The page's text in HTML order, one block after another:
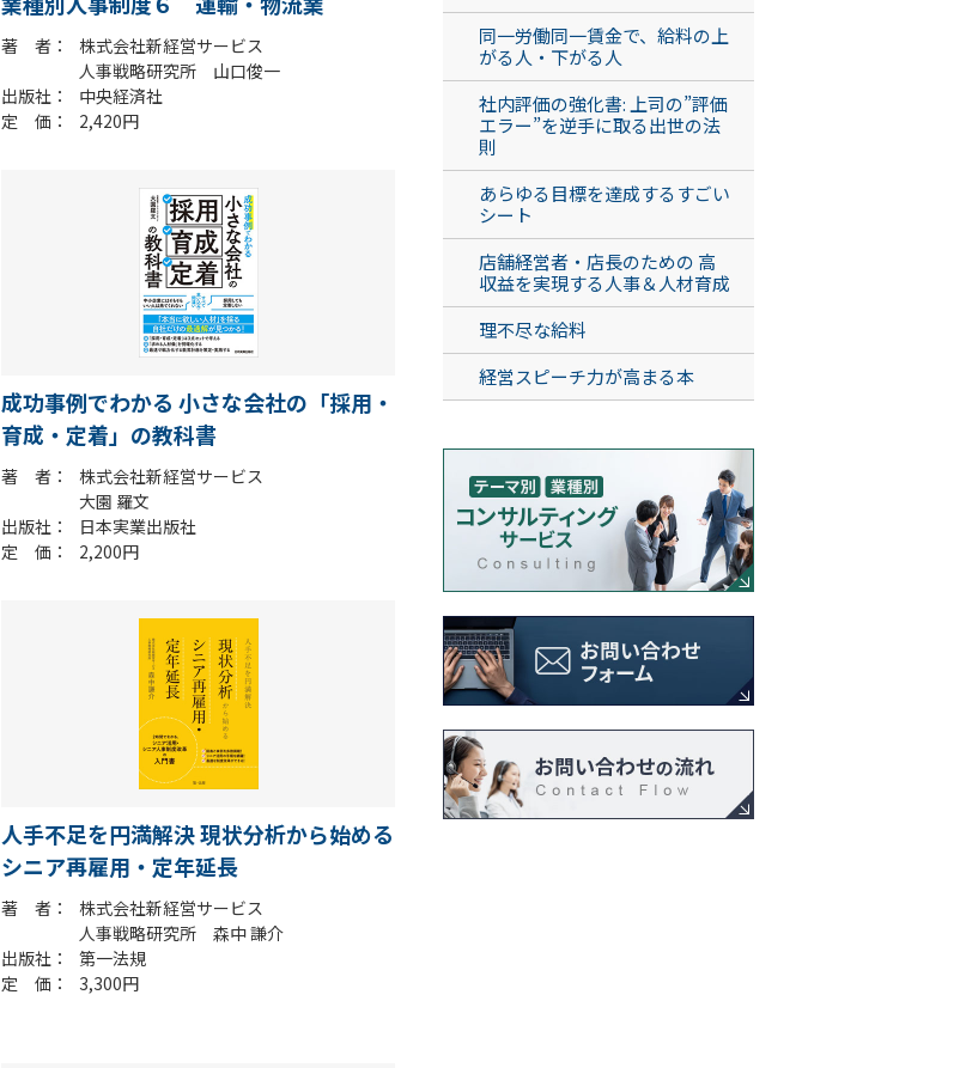
著 者
株式会社新経営サービス
人事戦略研究所 山口俊一
出版社
中央経済社
定 価
2,420円
成功事例でわかる 小さな会社の「採用・
育成・定着」の教科書
著 者
株式会社新経営サービス
大園 羅文
出版社
日本実業出版社
定 価
2,200円
人手不足を円満解決 現状分析から始める
シニア再雇用・定年延長
著 者
株式会社新経営サービス
人事戦略研究所 森中 謙介
出版社
第一法規
定 価
3,300円
同一労働同一賃金で、給料の上
がる人・下がる人
社内評価の強化書: 上司の”評価
エラー”を逆手に取る出世の法
則
あらゆる目標を達成するすごい
シート
店舗経営者・店長のための 高
収益を実現する人事＆人材育成
理不尽な給料
経営スピーチ力が高まる本